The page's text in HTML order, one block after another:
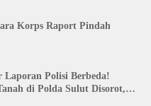
Korps Raport Pindah
Laporan Polisi Berbeda!
di Polda Sulut Disorot,